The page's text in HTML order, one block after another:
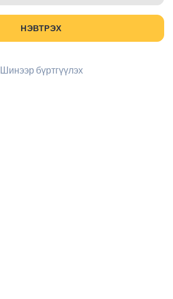
НЭВТРЭХ
Шинээр бүртгүүлэх